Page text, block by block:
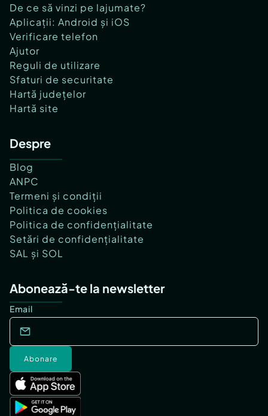
De ce să vinzi pe lajumate?
Aplicații: Android și iOS
Verificare telefon
Ajutor
Reguli de utilizare
Sfaturi de securitate
Hartă județelor
Hartă site
Despre
Blog
ANPC
Termeni și condiții
Politica de cookies
Politica de confidențialitate
Setări de confidențialitate
SAL și SOL
Abonează-te la newsletter
Email
Abonare